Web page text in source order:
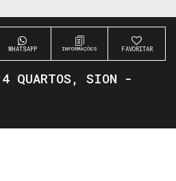
WHATSAPP FAVORITAR
4 QUARTOS, SION -